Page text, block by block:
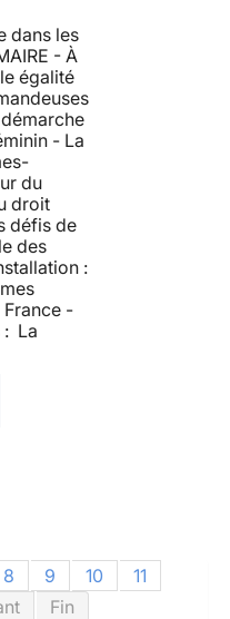
dans les
- À
égalité
- La
du
droit
défis de
des
:
France -
: La
8 9 10
11
Fin